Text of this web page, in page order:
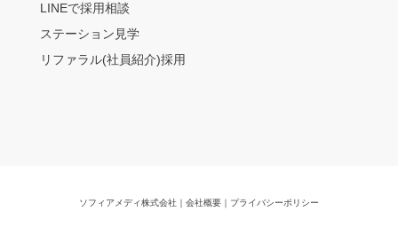
LINEで採用相談
ステーション見学
リファラル(社員紹介)採用
ソフィアメディ株式会社 会社概要 プライバシーポリシー